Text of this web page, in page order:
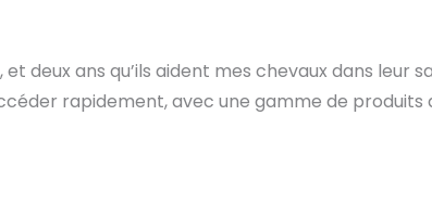
deux ans qu’ils aident mes chevaux dans leur
rapidement, avec une gamme de produits